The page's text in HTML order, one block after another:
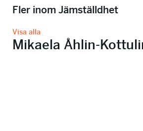
Fler inom Jämställdhet
Visa alla
Mikaela Åhlin-